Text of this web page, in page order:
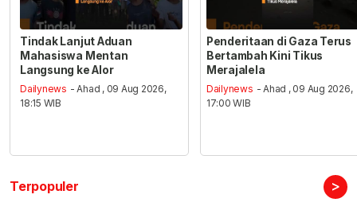
Tindak Lanjut Aduan
Mahasiswa Mentan
Langsung ke Alor
Dailynews - Ahad , 09 Aug 2026,
18:15 WIB
Penderitaan di Gaza Terus
Bertambah Kini Tikus
Merajalela
Dailynews - Ahad , 09 Aug 2026,
17:00 WIB
Terpopuler >